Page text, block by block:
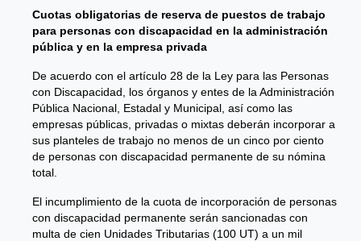
Cuotas obligatorias de reserva de puestos de trabajo
para personas con discapacidad en la administración
pública y en la empresa privada
De acuerdo con el artículo 28 de la Ley para las Personas
con Discapacidad, los órganos y entes de la Administración
Pública Nacional, Estadal y Municipal, así como las
empresas públicas, privadas o mixtas deberán incorporar a
sus planteles de trabajo no menos de un cinco por ciento
de personas con discapacidad permanente de su nómina
total.
El incumplimiento de la cuota de incorporación de personas
con discapacidad permanente serán sancionadas con
multa de cien Unidades Tributarias (100 UT) a un mil